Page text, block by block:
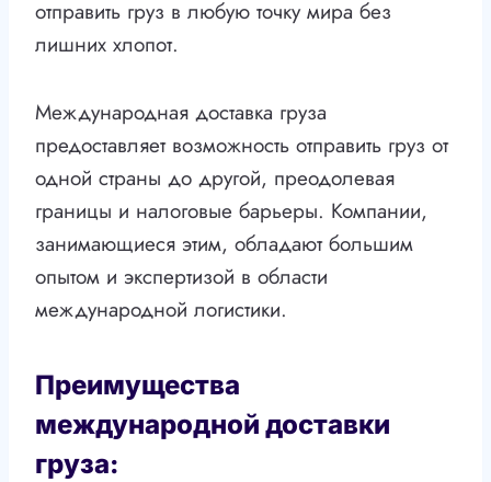
отправить груз в любую точку мира без
лишних хлопот.
Международная доставка груза
предоставляет возможность отправить груз от
одной страны до другой, преодолевая
границы и налоговые барьеры. Компании,
занимающиеся этим, обладают большим
опытом и экспертизой в области
международной логистики.
Преимущества
международной доставки
груза: